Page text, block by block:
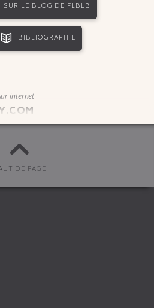
SUR LE BLOG DE FLBLB
BIBLIOGRAPHIE
internet
DE PAGE